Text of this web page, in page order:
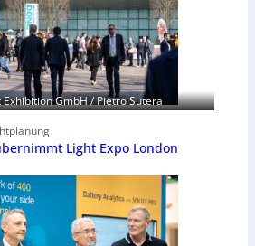
GmbH / Pietro Sutera
Light Expo London